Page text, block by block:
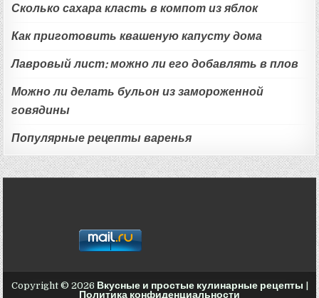
Сколько сахара класть в компот из яблок
Как приготовить квашеную капусту дома
Лавровый лист: можно ли его добавлять в плов
Можно ли делать бульон из замороженной
говядины
Популярные рецепты варенья
Copyright © 2026 Вкусные и простые кулинарные рецепты
Политика конфиденциальности